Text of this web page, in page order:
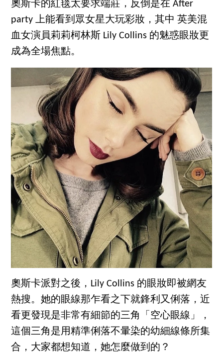
奧斯卡的紅毯太要求端莊，反倒是在 After
party 上能看到眾女星大玩彩妝，其中 英美混
血女演員莉莉柯林斯 Lily Collins 的魅惑眼妝更
成為全場焦點。
奧斯卡派對之後，Lily Collins 的眼妝即被網友
熱搜。她的眼線那乍看之下就鋒利又俐落，近
看更發現是非常有細節的三角「空心眼線」，
這個三角是用精準俐落不暈染的幼細線條所集
合，大家都想知道，她怎麼做到的？